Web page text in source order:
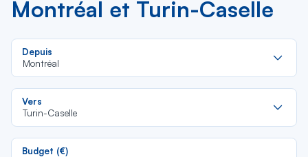
Montréal et Turin-Caselle
Depuis
Montréal
Vers
Turin-Caselle
Budget (€)